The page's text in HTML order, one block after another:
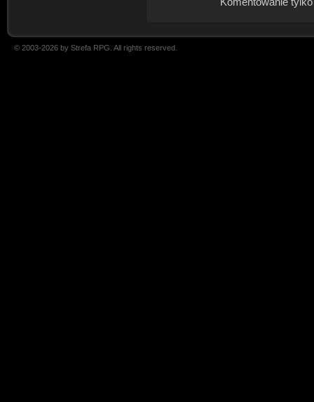
© 2003-2026 by Strefa RPG. All rights reserved.